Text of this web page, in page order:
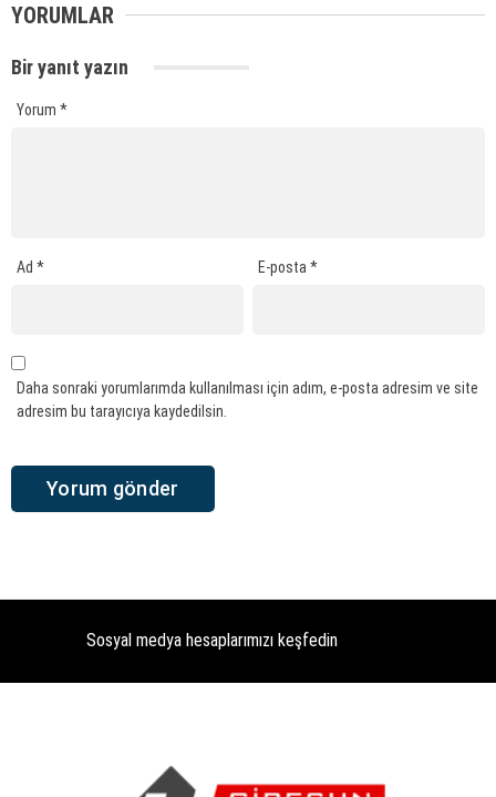
YORUMLAR
Bir yanıt yazın
Yorum *
Ad * E-posta*
Daha sonraki yorumlarımda kullanılması için adım, e-posta adresim ve site
adresim bu tarayıcıya kaydedilsin.
Sosyal medya hesaplarımızı keşfedin